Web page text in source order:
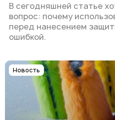
В сегодняшней статье
вопрос: почему
перед нанесением
ошибкой.
Новость